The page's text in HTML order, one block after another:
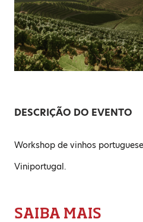
DESCRIÇÃO DO EVENTO
Workshop de vinhos
Viniportugal.
SAIBA MAIS